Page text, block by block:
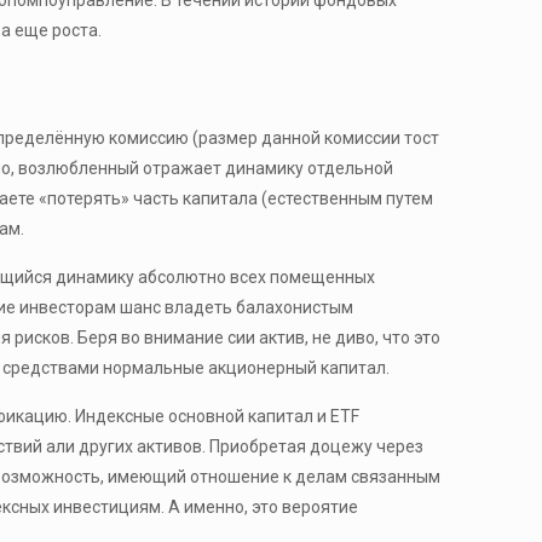
еще роста.
комиссию (размер данной комиссии тост
возлюбленный отражает динамику отдельной
«потерять» часть капитала (естественным путем
динамику абсолютно всех помещенных
инвесторам шанс владеть балахонистым
Беря во внимание сии актив, не диво, что это
нормальные акционерный капитал.
Индексные основной капитал и ETF
али других активов. Приобретая доцежу через
имеющий отношение к делам связанным
инвестициям. А именно, это вероятие